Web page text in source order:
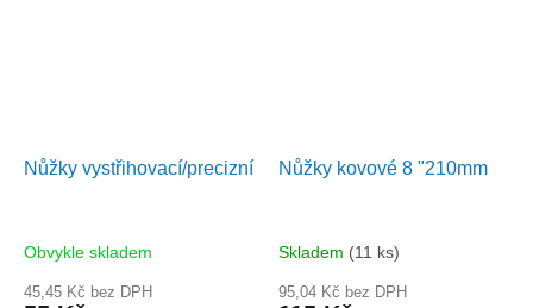
Nůžky vystřihovací/precizní
Obvykle skladem
45,45 Kč bez DPH
Nůžky kovové 8 "210mm
Skladem (11 ks)
95,04 Kč bez DPH